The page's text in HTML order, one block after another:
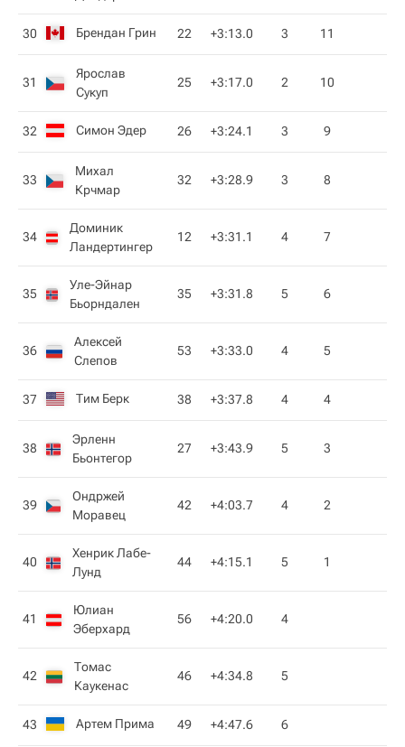
30 Брендан Грин 22 +3:13.0 3 11
31
Ярослав
Сукуп
25 +3:17.0 2 10
32 Симон Эдер 26 +3:24.1 3 9
33
Михал
Крчмар
32 +3:28.9 3 8
34
Доминик
Ландертингер
12 +3:31.1 4 7
35
Уле-Эйнар
Бьорндален
35 +3:31.8 5 6
36
Алексей
Слепов
53 +3:33.0 4 5
37 Тим Берк 38 +3:37.8 4 4
38
Эрленн
Бьонтегор
27 +3:43.9 5 3
39
Ондржей
Моравец
42 +4:03.7 4 2
40
Хенрик Лабе-
Лунд
44 +4:15.1 5 1
41
Юлиан
Эберхард
56 +4:20.0 4
42
Томас
Каукенас
46 +4:34.8 5
43 Артем Прима 49 +4:47.6 6